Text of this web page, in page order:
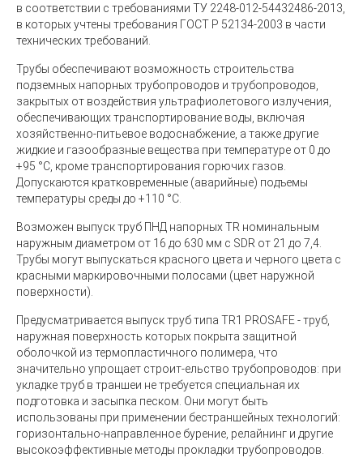
в соответствии с требованиями ТУ 2248-012-54432486-2013,
в которых учтены требования ГОСТ Р 52134-2003 в части
технических требований.
Трубы обеспечивают возможность строительства
подземных напорных трубопроводов и трубопроводов,
закрытых от воздействия ультрафиолетового излучения,
обеспечивающих транспортирование воды, включая
хозяйственно-питьевое водоснабжение, а также другие
жидкие и газообразные вещества при температуре от 0 до
+95 °С, кроме транспортирования горючих газов.
Допускаются кратковременные (аварийные) подъемы
температуры среды до +110 °С.
Возможен выпуск труб ПНД напорных TR номинальным
наружным диаметром от 16 до 630 мм с SDR от 21 до 7,4.
Трубы могут выпускаться красного цвета и черного цвета с
красными маркировочными полосами (цвет наружной
поверхности).
Предусматривается выпуск труб типа TR1 PROSAFE - труб,
наружная поверхность которых покрыта защитной
оболочкой из термопластичного полимера, что
значительно упрощает строит-ельство трубопроводов: при
укладке труб в траншеи не требуется специальная их
подготовка и засыпка песком. Они могут быть
использованы при применении бестраншейных технологий:
горизонтально-направленное бурение, релайнинг и другие
высокоэффективные методы прокладки трубопроводов.